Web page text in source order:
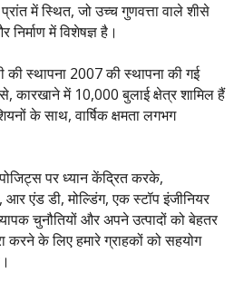
में स्थित, जो उच्च गुणवत्ता वाले शीसे
में विशेषज्ञ है।
स्थापना 2007 की स्थापना की गई
में 10,000 बुलाई क्षेत्र शामिल हैं
के साथ, वार्षिक क्षमता लगभग
पर ध्यान केंद्रित करके,
एंड डी, मोल्डिंग, एक स्टॉप इंजीनियर
चुनौतियों और अपने उत्पादों को बेहतर
करने के लिए हमारे ग्राहकों को सहयोग